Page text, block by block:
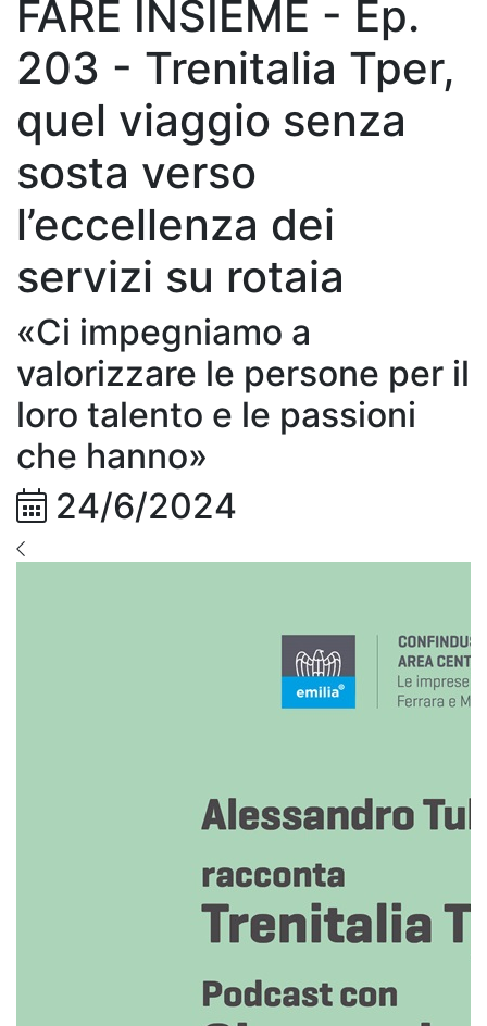
FARE INSIEME - Ep.
203 - Trenitalia Tper,
quel viaggio senza
sosta verso
l’eccellenza dei
servizi su rotaia
«Ci impegniamo a
valorizzare le persone per il
loro talento e le passioni
che hanno»
24/6/2024